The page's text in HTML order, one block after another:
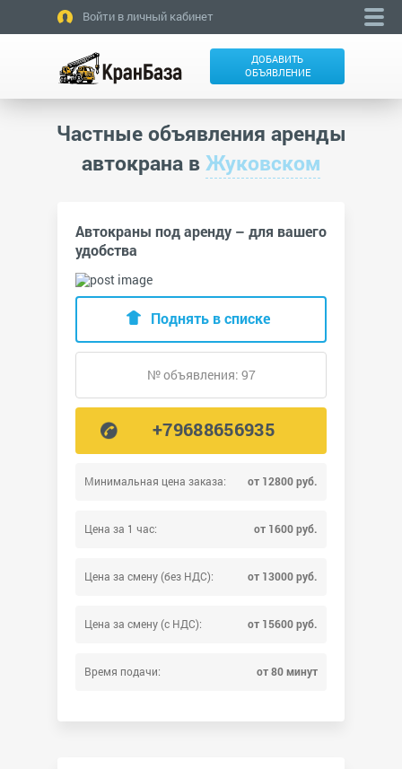
Войти в личный кабинет
ДОБАВИТЬ
ОБЪЯВЛЕНИЕ
Частные объявления аренды
автокрана в Жуковском
Автокраны под аренду – для вашего
удобства
Минимальная цена заказа: от 12800 руб.
Цена за 1 час: от 1600 руб.
Цена за смену (без НДС): от 13000 руб.
Цена за смену (с НДС): от 15600 руб.
Время подачи: от 80 минут
Поднять в списке
№ объявления: 97
+79688656935